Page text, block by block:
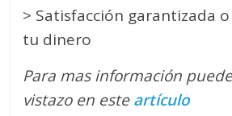
> Satisfacción garantizada
tu dinero
Para mas información
vistazo en esteartículo